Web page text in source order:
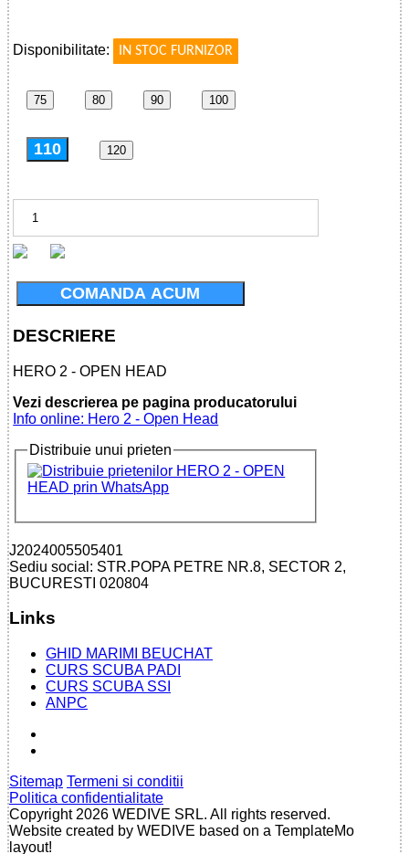
Disponibilitate:
IN STOC FURNIZOR
75 80 90 100
110 120
COMANDA ACUM
DESCRIERE
HERO 2 - OPEN HEAD
Vezi descrierea pe pagina producatorului
Info online: Hero 2 - Open Head
Distribuie unui prieten
J2024005505401
Sediu social: STR.POPA PETRE NR.8, SECTOR 2,
BUCURESTI 020804
Links
GHID MARIMI BEUCHAT
CURS SCUBA PADI
CURS SCUBA SSI
ANPC
Sitemap Termeni si conditii
Politica confidentialitate
Copyright 2026 WEDIVE SRL. All rights reserved.
Website created by WEDIVE based on a TemplateMo
layout!